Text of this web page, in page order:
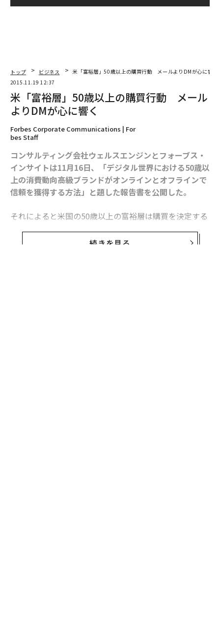
トップ ビジネス
米「富裕層」50歳以上の購買行動 メールよりDMが心に響く
2015.11.19 12:37
米「富裕層」50歳以上の購買行動 メール
よりDMが心に響く
Forbes Corporate Communications | For
bes Staff
コンサルティング会社ウェルスエンジンとフォーブス・
インサイトは11月16日、「デジタル世界における50歳以
上の消費動向――高級ブランドがオンラインとオフラインで
信頼を獲得する方法」と題した報告書を公開した。
それによると米国の50歳以上の富裕層は購買を決定する
た。アメリカの50歳以上の年収総額は約3.6兆ドル(約44
続きを見る